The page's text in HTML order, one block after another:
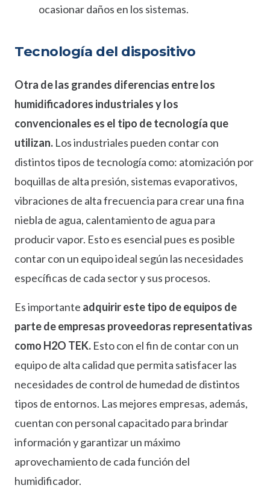
ocasionar daños en los sistemas.
Tecnología del dispositivo
Otra de las grandes diferencias entre los
humidificadores industriales y los
convencionales es el tipo de tecnología que
utilizan. Los industriales pueden contar con
distintos tipos de tecnología como: atomización por
boquillas de alta presión, sistemas evaporativos,
vibraciones de alta frecuencia para crear una fina
niebla de agua, calentamiento de agua para
producir vapor. Esto es esencial pues es posible
contar con un equipo ideal según las necesidades
específicas de cada sector y sus procesos.
Es importante adquirir este tipo de equipos de
parte de empresas proveedoras representativas
como H2O TEK. Esto con el fin de contar con un
equipo de alta calidad que permita satisfacer las
necesidades de control de humedad de distintos
tipos de entornos. Las mejores empresas, además,
cuentan con personal capacitado para brindar
información y garantizar un máximo
aprovechamiento de cada función del
humidificador.